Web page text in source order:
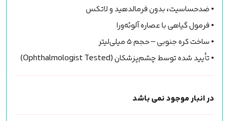
• ضدحساسیت، بدون فرمالدهید و لاتکس
• فرمول گیاهی با عصاره آلوئه‌ورا
• ساخت کره جنوبی – حجم ۵ میلی‌لیتر
• تأیید شده توسط چشم‌پزشکان (Ophthalmologist Tested)
در انبار موجود نمی باشد